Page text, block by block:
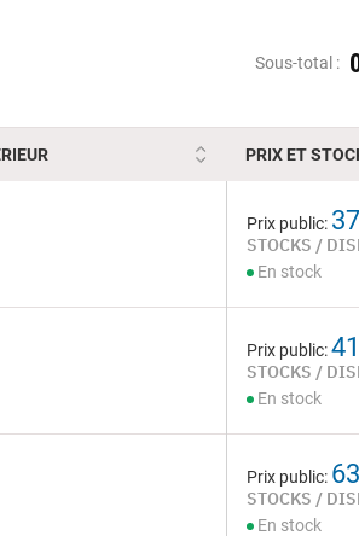
Sous-total :
PRIX ET
Prix public:
STOCKS /
En stock
Prix public:
STOCKS /
En stock
Prix public:
STOCKS /
En stock